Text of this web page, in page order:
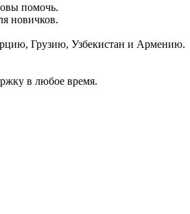
помочь.
новичков.
Грузию, Узбекистан и Армению.
в любое время.